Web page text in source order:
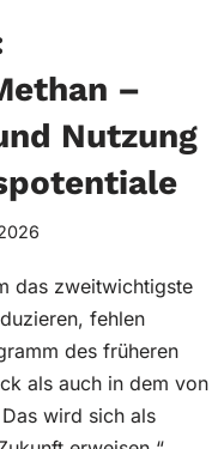
–
Nutzung
das zweitwichtigste
fehlen
des früheren
als auch in dem von
wird sich als